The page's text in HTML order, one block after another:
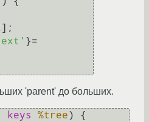
'parent' до больших.
keys %tree) {